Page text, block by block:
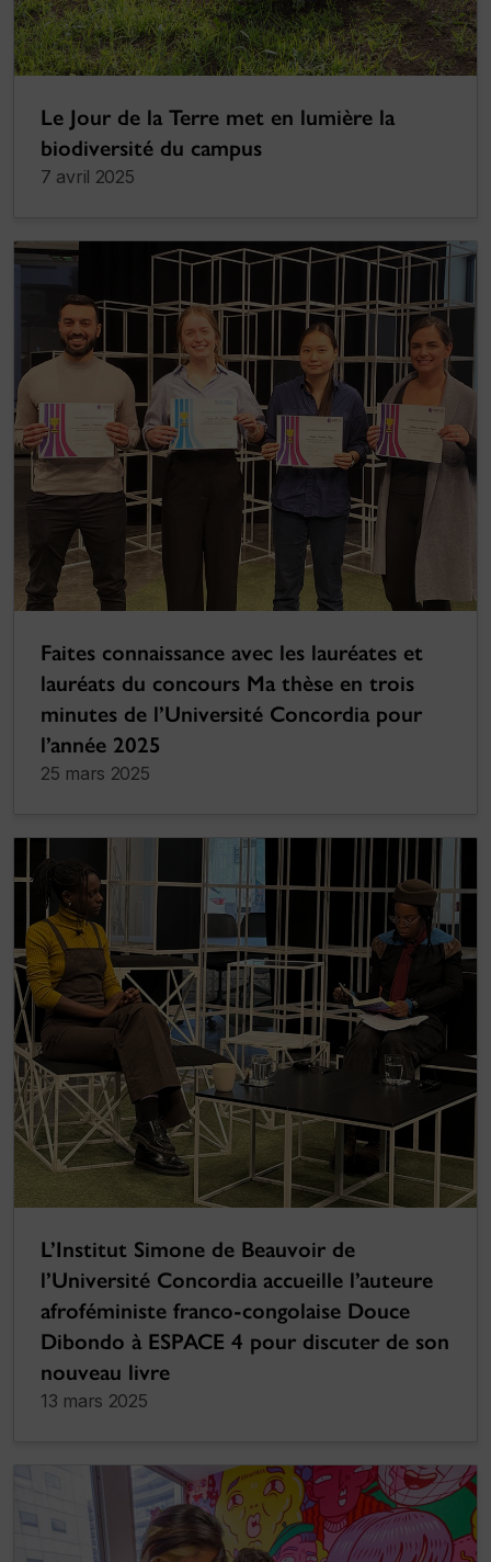
Le Jour de la Terre met en lumière la
biodiversité du campus
7 avril 2025
Faites connaissance avec les lauréates et
lauréats du concours Ma thèse en trois
minutes de l’Université Concordia pour
l’année 2025
25 mars 2025
L’Institut Simone de Beauvoir de
l’Université Concordia accueille l’auteure
afroféministe franco-congolaise Douce
Dibondo à ESPACE 4 pour discuter de son
nouveau livre
13 mars 2025